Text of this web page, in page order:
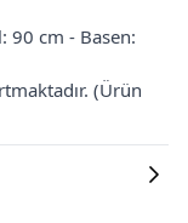
90 cm - Basen:
(Ürün